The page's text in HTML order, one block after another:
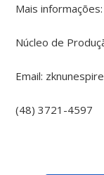
Mais informações:
Núcleo de
Email:
(48) 3721-4597